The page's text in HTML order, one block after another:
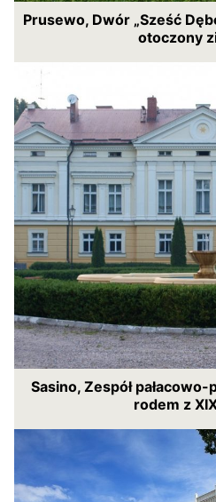
Prusewo, Dwór „Sześć
otoczony
Sasino, Zespół
rodem z